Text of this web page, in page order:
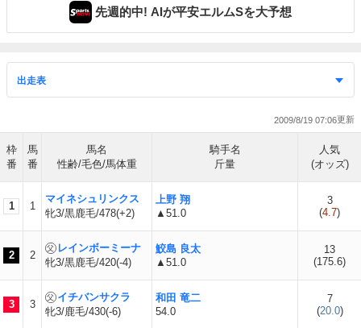
先週的中! AIが平安エルムSを大予想
2009/8/19 07:06
枠
番
馬
番
馬名
性齢/毛色/馬体重
騎手名
斤量
人気
(オッズ)
1 1
マイネシュリンクス
牝3/黒鹿毛/478(+2)
上野 翔
▲51.0
3
(4.7)
2 2
レインボーミーナ
牝3/黒鹿毛/420(-4)
鮫島 良太
▲51.0
13
(175.6)
3 3
イチバンサクラ
牝3/鹿毛/430(-6)
和田 竜二
54.0
7
(20.0)